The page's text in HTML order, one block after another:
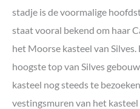
stadje is de voormalige
staat vooral bekend om haar
het Moorse kasteel van
hoogste top van Silves
kasteel nog steeds te
vestingsmuren van het